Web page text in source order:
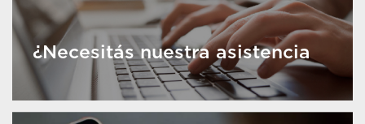
¿Necesitás nuestra asistencia